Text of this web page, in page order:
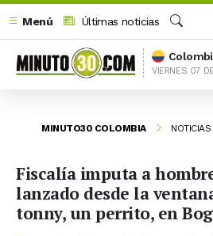
Menú
Últimas noticias
Buscar
VIERNES 07
MINUTO30 COLOMBIA
Fiscalía imputa a
lanzado desde la
tonny, un perrito, en